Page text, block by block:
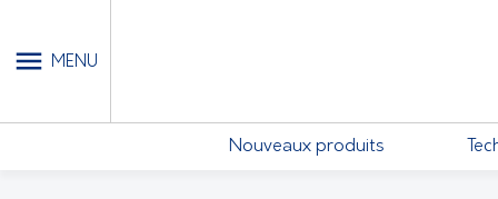
MENU
Nouveaux produits